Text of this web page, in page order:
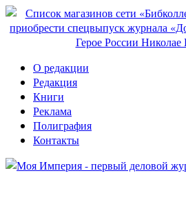
О редакции
Редакция
Книги
Реклама
Полиграфия
Контакты